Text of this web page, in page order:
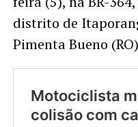
distrito de
Pimenta Bueno